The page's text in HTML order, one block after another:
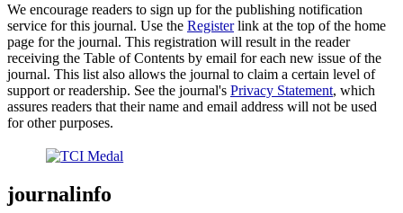
We encourage readers to sign up for the publishing notification
service for this journal. Use the Registerlink at the top of the home
page for the journal. This registration will result in the reader
receiving the Table of Contents by email for each new issue of the
journal. This list also allows the journal to claim a certain level of
support or readership. See the journal's Privacy Statement, which
assures readers that their name and email address will not be used
for other purposes.
journalinfo